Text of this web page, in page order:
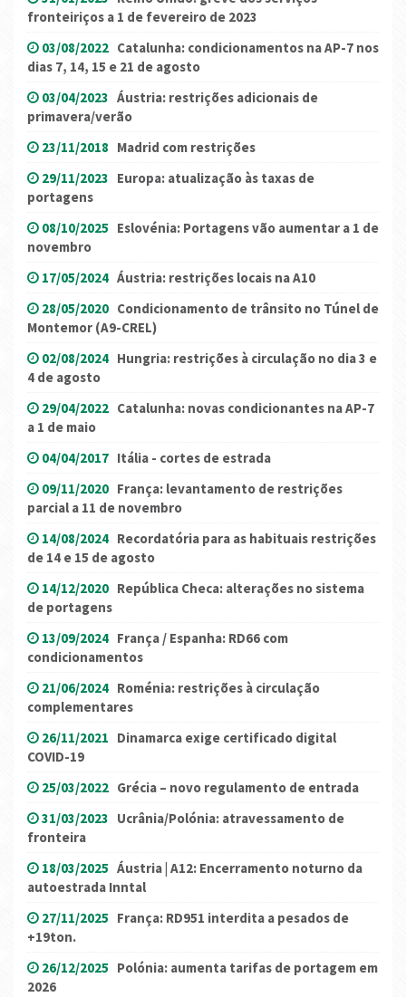
fronteiriços a 1 de fevereiro de 2023
03/08/2022 Catalunha: condicionamentos na AP-7 nos
dias 7, 14, 15 e 21 de agosto
03/04/2023 Áustria: restrições adicionais de
primavera/verão
23/11/2018 Madrid com restrições
29/11/2023 Europa: atualização às taxas de
portagens
08/10/2025 Eslovénia: Portagens vão aumentar a 1 de
novembro
17/05/2024 Áustria: restrições locais na A10
28/05/2020 Condicionamento de trânsito no Túnel de
Montemor (A9-CREL)
02/08/2024 Hungria: restrições à circulação no dia 3 e
4 de agosto
29/04/2022 Catalunha: novas condicionantes na AP-7
a 1 de maio
04/04/2017 Itália - cortes de estrada
09/11/2020 França: levantamento de restrições
parcial a 11 de novembro
14/08/2024 Recordatória para as habituais restrições
de 14 e 15 de agosto
14/12/2020 República Checa: alterações no sistema
de portagens
13/09/2024 França / Espanha: RD66 com
condicionamentos
21/06/2024 Roménia: restrições à circulação
complementares
26/11/2021 Dinamarca exige certificado digital
COVID-19
25/03/2022 Grécia – novo regulamento de entrada
31/03/2023 Ucrânia/Polónia: atravessamento de
fronteira
18/03/2025 Áustria | A12: Encerramento noturno da
autoestrada Inntal
27/11/2025 França: RD951 interdita a pesados de
+19ton.
26/12/2025 Polónia: aumenta tarifas de portagem em
2026